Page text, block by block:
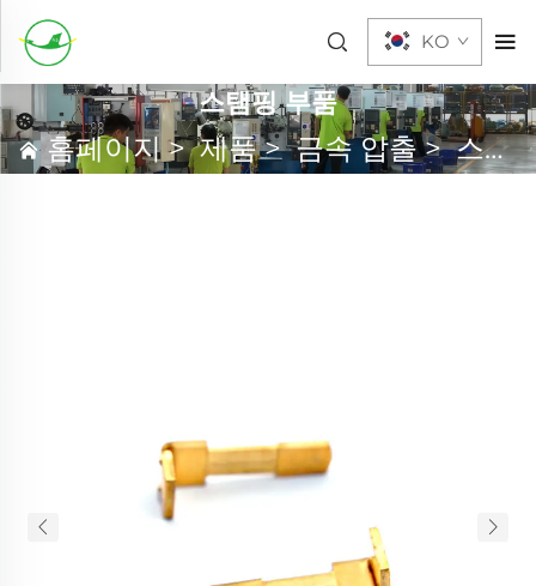
KO
스탬핑 부품
홈페이지>제품>금속 압출>스탬핑 부품